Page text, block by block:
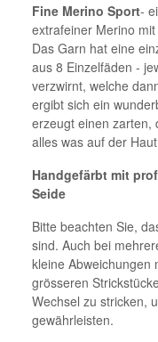
Fine Merino Sport-
extrafeiner Merino
Das Garn hat eine
aus 8 Einzelfäden -
verzwirnt, welche
ergibt sich ein
erzeugt einen zarten,
alles was auf der
Handgefärbt mit
Seide
Bitte beachten Sie,
sind. Auch bei
kleine Abweichungen
grösseren
Wechsel zu stricken,
gewährleisten.